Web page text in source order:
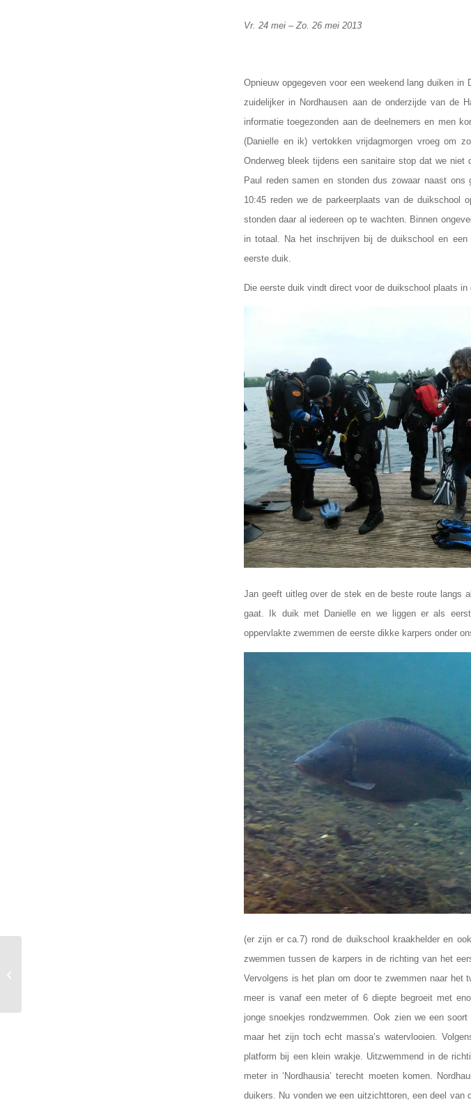
Vr. 24 mei – Zo. 26 mei 2013
Opnieuw opgegeven voor een weekend lang duiken
zuidelijker in Nordhausen aan de onderzijde van de
informatie toegezonden aan de deelnemers en men
(Danielle en ik) vertokken vrijdagmorgen vroeg om
Onderweg bleek tijdens een sanitaire stop dat we niet
Paul reden samen en stonden dus zowaar naast
10:45 reden we de parkeerplaats van de duikschool
stonden daar al iedereen op te wachten. Binnen
in totaal. Na het inschrijven bij de duikschool en
eerste duik.
Die eerste duik vindt direct voor de duikschool plaats in
Jan geeft uitleg over de stek en de beste route langs
gaat. Ik duik met Danielle en we liggen er als
oppervlakte zwemmen de eerste dikke karpers onder
(er zijn er ca.7) rond de duikschool kraakhelder en
zwemmen tussen de karpers in de richting van het
Vervolgens is het plan om door te zwemmen naar het
meer is vanaf een meter of 6 diepte begroeit met
jonge snoekjes rondzwemmen. Ook zien we een
maar het zijn toch echt massa’s watervlooien.
platform bij een klein wrakje. Uitzwemmend in de
meter in ‘Nordhausia’ terecht moeten komen.
duikers. Nu vonden we een uitzichttoren, een deel